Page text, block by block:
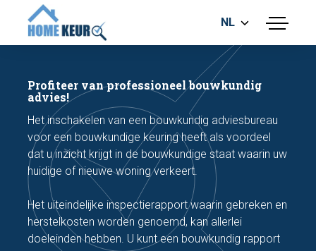
menu
BOUWKUNDIGE KEURING
MEETRAPPORT
FUNDERINGSRISICO ONDERZOEK
NL
Maak een afspraak
Profiteer van professioneel bouwkundig
advies!
Het inschakelen van een bouwkundig adviesbureau
voor een bouwkundige keuring heeft als voordeel
dat u inzicht krijgt in de bouwkundige staat waarin uw
huidige of nieuwe woning verkeert.
Het uiteindelijke inspectierapport waarin gebreken en
herstelkosten worden genoemd, kan allerlei
doeleinden hebben. U kunt een bouwkundig rapport